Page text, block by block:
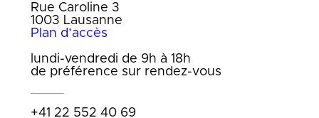
Rue Caroline 3
1003 Lausanne
Plan d’accès
lundi-vendredi de 9h à 18h
de préférence sur rendez-vous
+41 22 552 40 69